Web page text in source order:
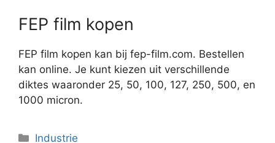
FEP film kopen
FEP film kopen kan bij fep-film.com. Bestellen
kan online. Je kunt kiezen uit verschillende
diktes waaronder 25, 50, 100, 127, 250, 500, en
1000 micron.
Categorieën
Industrie